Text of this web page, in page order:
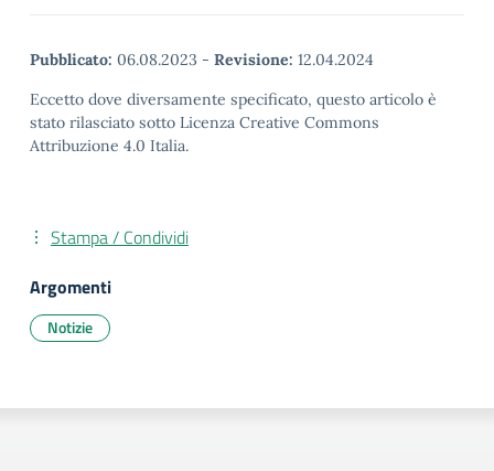
Pubblicato: 06.08.2023 - Revisione: 12.04.2024
Eccetto dove diversamente specificato, questo articolo è
stato rilasciato sotto Licenza Creative Commons
Attribuzione 4.0 Italia.
Stampa / Condividi
Argomenti
Notizie